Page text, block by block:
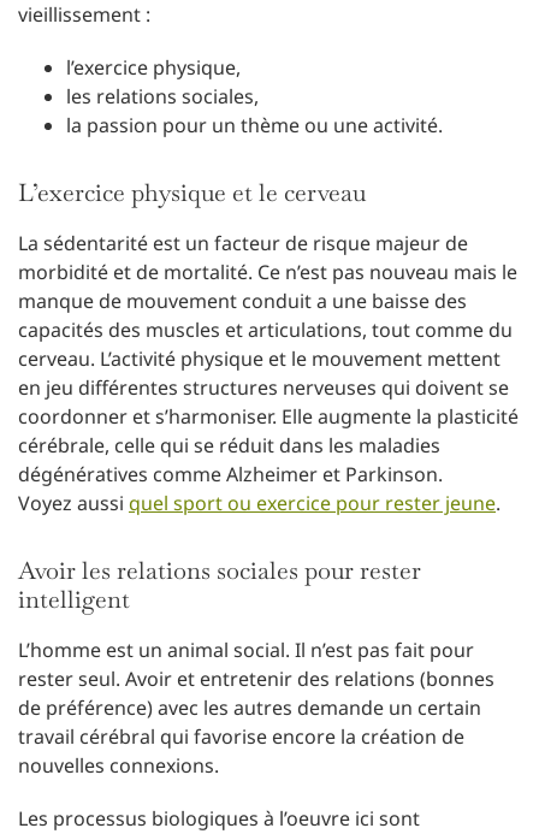
vieillissement :
l’exercice physique,
les relations sociales,
la passion pour un thème ou une activité.
L’exercice physique et le cerveau
La sédentarité est un facteur de risque majeur de
morbidité et de mortalité. Ce n’est pas nouveau mais le
manque de mouvement conduit a une baisse des
capacités des muscles et articulations, tout comme du
cerveau. L’activité physique et le mouvement mettent
en jeu différentes structures nerveuses qui doivent se
coordonner et s’harmoniser. Elle augmente la plasticité
cérébrale, celle qui se réduit dans les maladies
dégénératives comme Alzheimer et Parkinson.
Voyez aussi quel sport ou exercice pour rester jeune.
Avoir les relations sociales pour rester
intelligent
L’homme est un animal social. Il n’est pas fait pour
rester seul. Avoir et entretenir des relations (bonnes
de préférence) avec les autres demande un certain
travail cérébral qui favorise encore la création de
nouvelles connexions.
Les processus biologiques à l’oeuvre ici sont